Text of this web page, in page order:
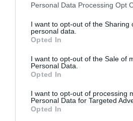
Personal Data Processing Opt
I want to opt-out of the Sharing
personal data.
Opted In
I want to opt-out of the Sale of
Personal Data.
Opted In
I want to opt-out of processing
Personal Data for Targeted
Opted In
Dentaid Perio·Aid